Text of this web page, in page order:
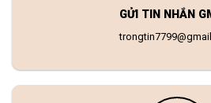
GỬI TIN NHẮN